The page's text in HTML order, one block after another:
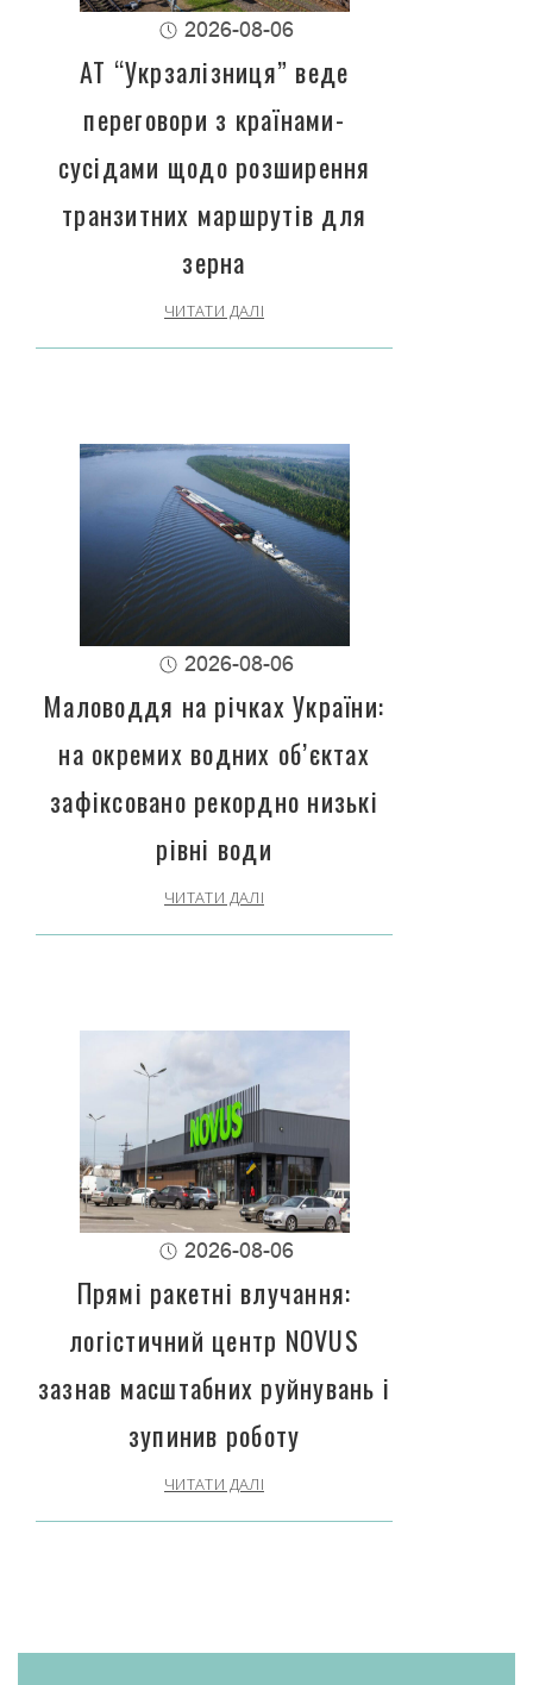
2026-08-06
АТ “Укрзалізниця” веде
переговори з країнами-
сусідами щодо розширення
транзитних маршрутів для
зерна
ЧИТАТИ ДАЛІ
2026-08-06
Маловоддя на річках України:
на окремих водних об’єктах
зафіксовано рекордно низькі
рівні води
ЧИТАТИ ДАЛІ
2026-08-06
Прямі ракетні влучання:
логістичний центр NOVUS
зазнав масштабних руйнувань і
зупинив роботу
ЧИТАТИ ДАЛІ